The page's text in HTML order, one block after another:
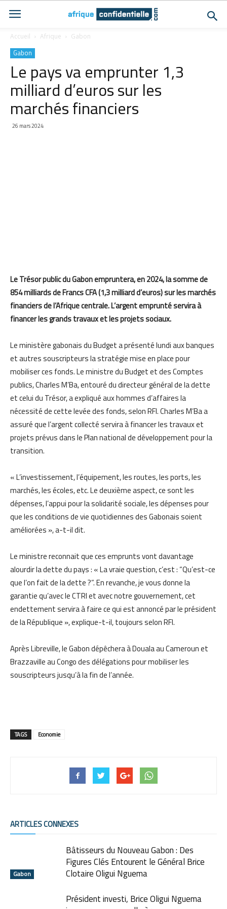
Accueil Afrique Gabon
Gabon
Le pays va emprunter 1,3
milliard d’euros sur les
marchés financiers
26 mars 2024
Le Trésor public du Gabon empruntera, en 2024, la somme de
854 milliards de Francs CFA (1,3 milliard d’euros) sur les marchés
financiers de l’Afrique centrale. L’argent emprunté servira à
financer les grands travaux et les projets sociaux.
Le ministère gabonais du Budget a présenté lundi aux banques
et autres souscripteurs la stratégie mise en place pour
mobiliser ces fonds. Le ministre du Budget et des Comptes
publics, Charles M’Ba, entouré du directeur général de la dette
et celui du Trésor, a expliqué aux hommes d’affaires la
nécessité de cette levée des fonds, selon RFI. Charles M’Ba a
assuré que l’argent collecté servira à financer les travaux et
projets prévus dans le Plan national de développement pour la
transition.
« L’investissement, l’équipement, les routes, les ports, les
marchés, les écoles, etc. Le deuxième aspect, ce sont les
dépenses, l’appui pour la solidarité sociale, les dépenses pour
que les conditions de vie quotidiennes des Gabonais soient
améliorées », a-t-il dit.
Le ministre reconnait que ces emprunts vont davantage
alourdir la dette du pays : « La vraie question, c’est : “Qu’est-ce
que l’on fait de la dette ?”. En revanche, je vous donne la
garantie qu’avec le CTRI et avec notre gouvernement, cet
endettement servira à faire ce qui est annoncé par le président
de la République », explique-t-il, toujours selon RFI.
Après Libreville, le Gabon dépêchera à Douala au Cameroun et
Brazzaville au Congo des délégations pour mobiliser les
souscripteurs jusqu’à la fin de l’année.
TAGS Economie
ARTICLES CONNEXES
Gabon
Bâtisseurs du Nouveau Gabon : Des
Figures Clés Entourent le Général Brice
Clotaire Oligui Nguema
Président investi, Brice Oligui Nguema